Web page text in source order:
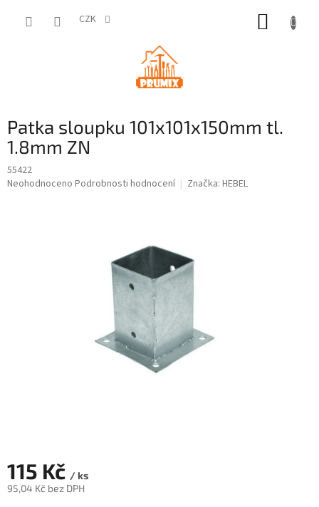
CZK
Patka sloupku 101x101x150mm tl.
1.8mm ZN
55422
Průměrné
Neohodnoceno Podrobnosti hodnocení Značka: HEBEL
115 Kč / ks
95,04 Kč bez DPH